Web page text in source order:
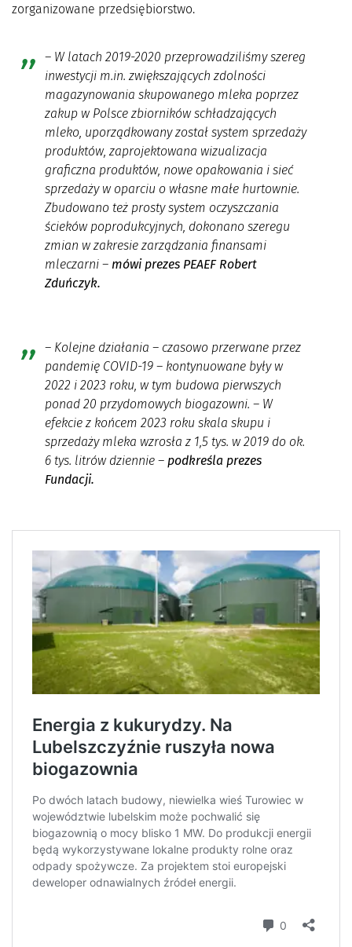
zorganizowane przedsiębiorstwo.
– W latach 2019-2020 przeprowadziliśmy szereg
inwestycji m.in. zwiększających zdolności
magazynowania skupowanego mleka poprzez
zakup w Polsce zbiorników schładzających
mleko, uporządkowany został system sprzedaży
produktów, zaprojektowana wizualizacja
graficzna produktów, nowe opakowania i sieć
sprzedaży w oparciu o własne małe hurtownie.
Zbudowano też prosty system oczyszczania
ścieków poprodukcyjnych, dokonano szeregu
zmian w zakresie zarządzania finansami
mleczarni– mówi prezes PEAEF Robert
Zduńczyk.
– Kolejne działania – czasowo przerwane przez
pandemię COVID-19 – kontynuowane były w
2022 i 2023 roku, w tym budowa pierwszych
ponad 20 przydomowych biogazowni. – W
efekcie z końcem 2023 roku skala skupu i
sprzedaży mleka wzrosła z 1,5 tys. w 2019 do ok.
6 tys. litrów dziennie– podkreśla prezes
Fundacji.